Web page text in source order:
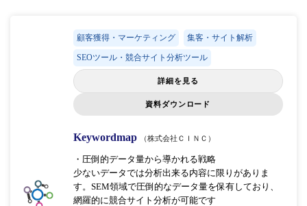
顧客獲得・マーケティング 集客・サイト解析
SEOツール・競合サイト分析ツール
詳細を見る
資料ダウンロード
Keywordmap （株式会社ＣＩＮＣ）
・圧倒的データ量から導かれる戦略
少ないデータでは分析出来る内容に限りがありま
す。SEM領域で圧倒的なデータ量を保有しており、
網羅的に競合サイト分析が可能です